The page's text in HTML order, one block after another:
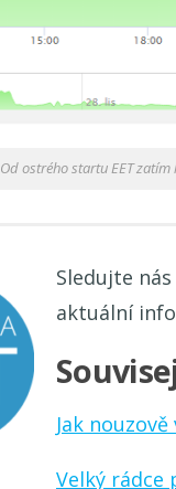
Od ostrého startu EET
Sledujte nás
aktuální
Jak
Velký rádce